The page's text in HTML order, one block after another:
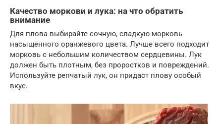
Качество моркови и лука: на что обратить
внимание
Для плова выбирайте сочную, сладкую морковь
насыщенного оранжевого цвета. Лучше всего подходит
морковь с небольшим количеством сердцевины. Лук
должен быть плотным, без проростков и повреждений.
Используйте репчатый лук, он придаст плову особый
вкус.